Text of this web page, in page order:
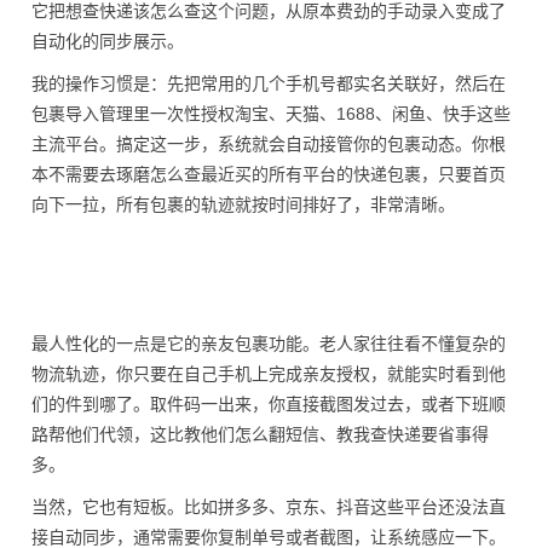
它把想查快递该怎么查这个问题，从原本费劲的手动录入变成了
自动化的同步展示。
我的操作习惯是：先把常用的几个手机号都实名关联好，然后在
包裹导入管理里一次性授权淘宝、天猫、1688、闲鱼、快手这些
主流平台。搞定这一步，系统就会自动接管你的包裹动态。你根
本不需要去琢磨怎么查最近买的所有平台的快递包裹，只要首页
向下一拉，所有包裹的轨迹就按时间排好了，非常清晰。
最人性化的一点是它的亲友包裹功能。老人家往往看不懂复杂的
物流轨迹，你只要在自己手机上完成亲友授权，就能实时看到他
们的件到哪了。取件码一出来，你直接截图发过去，或者下班顺
路帮他们代领，这比教他们怎么翻短信、教我查快递要省事得
多。
当然，它也有短板。比如拼多多、京东、抖音这些平台还没法直
接自动同步，通常需要你复制单号或者截图，让系统感应一下。